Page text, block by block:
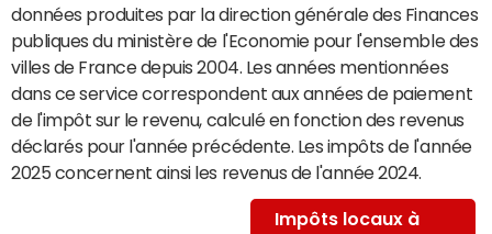
données produites par la direction générale des Finances
publiques du ministère de l'Economie pour l'ensemble des
villes de France depuis 2004. Les années mentionnées
dans ce service correspondent aux années de paiement
de l'impôt sur le revenu, calculé en fonction des revenus
déclarés pour l'année précédente. Les impôts de l'année
2025 concernent ainsi les revenus de l'année 2024.
Impôts locaux à